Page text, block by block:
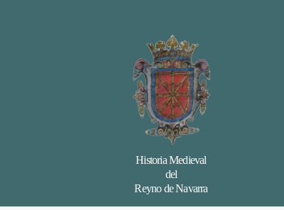
Historia Medieval
del
Reyno de Navarra